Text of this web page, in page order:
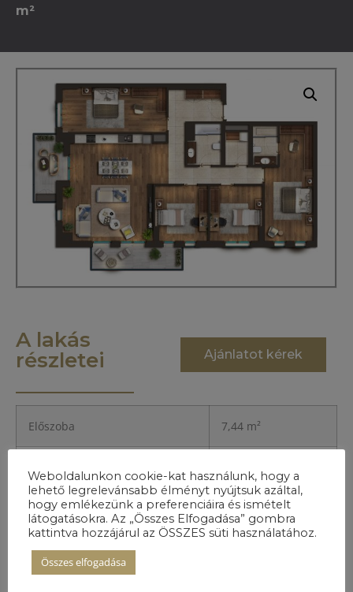
m²
A lakás
részletei
Ajánlatot kérek
Előszoba 7,44 m²
Nappali+étkező 21,87 m²
Hálószoba 1.
Weboldalunkon cookie-kat használunk, hogy a
lehető legrelevánsabb élményt nyújtsuk azáltal,
hogy emlékezünk a preferenciáira és ismételt
látogatásokra. Az „Összes Elfogadása” gombra
kattintva hozzájárul az ÖSSZES süti használatához.
Összes elfogadása